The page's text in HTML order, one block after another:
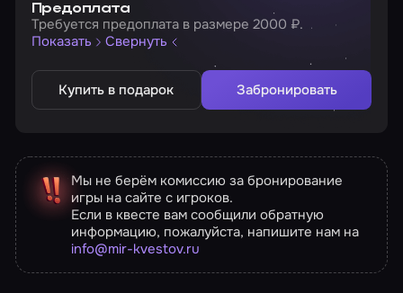
Предоплата
Требуется предоплата в размере 2000 ₽.
Показать
Свернуть
Купить в подарок Забронировать
Мы не берём комиссию за бронирование
игры на сайте с игроков.
Если в квесте вам сообщили обратную
информацию, пожалуйста, напишите нам на
info@mir-kvestov.ru